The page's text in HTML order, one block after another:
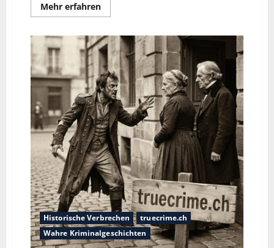
Mehr erfahren
Historische Verbrechen
truecrime.ch
Wahre Kriminalgeschichten